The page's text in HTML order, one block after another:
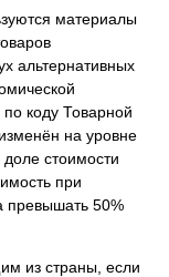
материалы
альтернативных
коду Товарной
на уровне
стоимости
при
превышать 50%
из страны, если